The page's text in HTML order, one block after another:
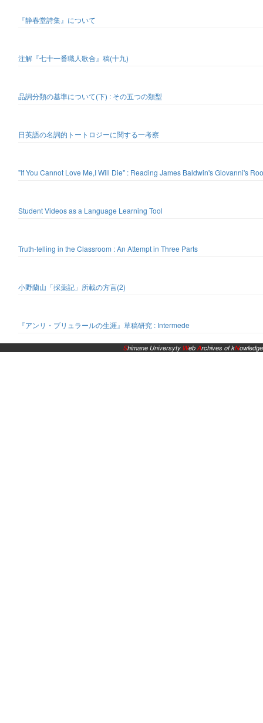
『静春堂詩集』について
注解『七十一番職人歌合』稿(十九)
品詞分類の基準について(下) : その五つの類型
日英語の名詞的トートロジーに関する一考察
"If You Cannot Love Me,I Will Die" : Reading James Baldwin's Giovanni's
Student Videos as a Language Learning Tool
Truth-telling in the Classroom : An Attempt in Three Parts
小野蘭山「採薬記」所載の方言(2)
『アンリ・ブリュラールの生涯』草稿研究 : Intermede
Shimane Universyty WebArchives of kNowledge